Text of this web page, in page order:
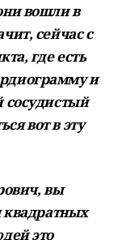
вошли в
сейчас с
где есть
и
сосудистый
вот в эту
вы
квадратных
это